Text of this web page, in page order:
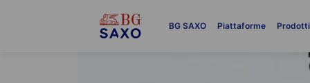
BG SAXO Piattaforme Prodotti